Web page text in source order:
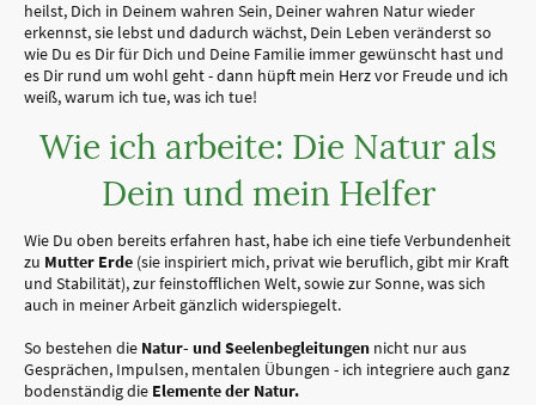
heilst, Dich in Deinem wahren Sein, Deiner wahren Natur wieder
erkennst, sie lebst und dadurch wächst, Dein Leben veränderst so
wie Du es Dir für Dich und Deine Familie immer gewünscht hast und
es Dir rund um wohl geht - dann hüpft mein Herz vor Freude und ich
weiß, warum ich tue, was ich tue!
Wie ich arbeite: Die Natur als
Dein und mein Helfer
Wie Du oben bereits erfahren hast, habe ich eine tiefe Verbundenheit
zu Mutter Erde (sie inspiriert mich, privat wie beruflich, gibt mir Kraft
und Stabilität), zur feinstofflichen Welt, sowie zur Sonne, was sich
auch in meiner Arbeit gänzlich widerspiegelt.
So bestehen die Natur- undSeelenbegleitungen nicht nur aus
Gesprächen, Impulsen, mentalen Übungen - ich integriere auch ganz
bodenständig die Elemente der Natur.